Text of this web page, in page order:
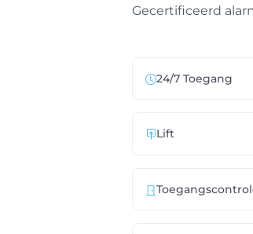
Gecertificeerd
24/7 Toegang
Lift